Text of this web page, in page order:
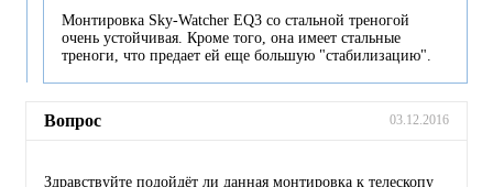
Монтировка Sky-Watcher EQ3 со стальной треногой
очень устойчивая. Кроме того, она имеет стальные
треноги, что предает ей еще большую "стабилизацию".
Вопрос 03.12.2016
Здравствуйте подойдёт ли данная монтировка к телескопу